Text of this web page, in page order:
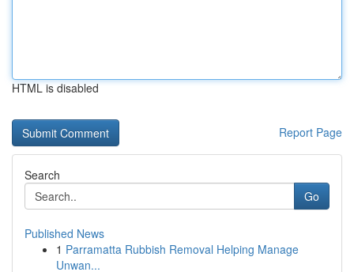
HTML is disabled
Report Page
Search
Go
Published News
1 Parramatta Rubbish Removal Helping Manage
Unwan...